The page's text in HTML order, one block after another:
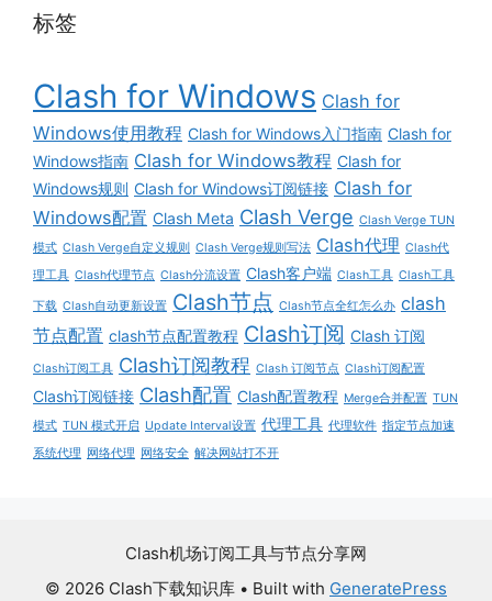
标签
Clash for Windows Clash for
Windows使用教程 Clash for Windows入门指南 Clash for
Windows指南 Clash for Windows教程 Clash for
Windows规则 Clash for Windows订阅链接 Clash for
Windows配置 Clash Meta Clash Verge Clash Verge TUN
模式 Clash Verge自定义规则 Clash Verge规则写法 Clash代理 Clash代
理工具 Clash代理节点 Clash分流设置 Clash客户端 Clash工具 Clash工具
下载 Clash自动更新设置 Clash节点 Clash节点全红怎么办 clash
节点配置 clash节点配置教程 Clash订阅 Clash 订阅
Clash订阅工具 Clash订阅教程 Clash 订阅节点 Clash订阅配置
Clash订阅链接 Clash配置 Clash配置教程 Merge合并配置 TUN
模式 TUN 模式开启 Update Interval设置 代理工具 代理软件 指定节点加速
系统代理 网络代理 网络安全 解决网站打不开
Clash机场订阅工具与节点分享网
© 2026 Clash下载知识库 • Built with GeneratePress